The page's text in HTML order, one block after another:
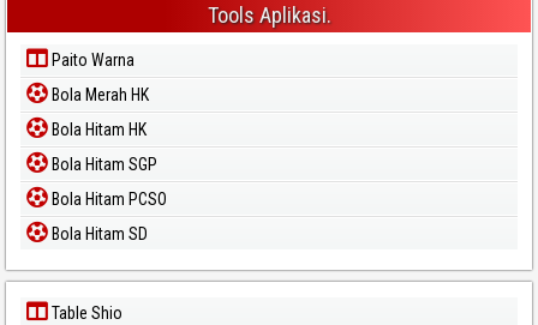
Tools Aplikasi.
Paito Warna
Bola Merah HK
Bola Hitam HK
Bola Hitam SGP
Bola Hitam PCSO
Bola Hitam SD
Table Shio